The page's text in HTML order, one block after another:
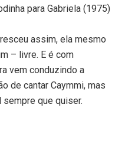
para Gabriela (1975)
assim, ela mesmo
– livre. E é com
vem conduzindo a
de cantar Caymmi, mas
que quiser.